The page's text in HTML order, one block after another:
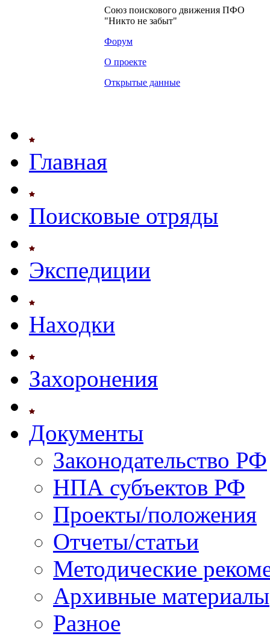
Союз поискового движения ПФО
"Никто не забыт"
Форум
О проекте
Открытые данные
Главная
Поисковые отряды
Экспедиции
Находки
Захоронения
Документы
Законодательство РФ
НПА субъектов РФ
Проекты/положения
Отчеты/статьи
Методические
Архивные материалы
Разное